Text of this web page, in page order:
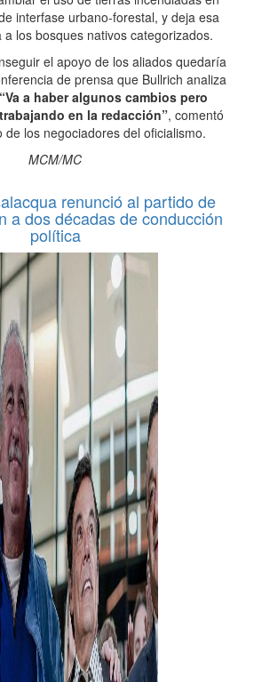
interfase urbano-forestal, y deja esa
a los bosques nativos categorizados.
el apoyo de los aliados quedaría
de prensa que Bullrich analiza
“Va a haber algunos cambios pero
en la redacción”, comentó
de los negociadores del oficialismo.
MCM/MC
renunció al partido de
a dos décadas de conducción
política